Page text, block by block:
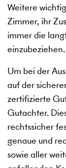
Weitere
Zimmer, ihr
immer die
einzubeziehen.
Um bei der
auf der
zertifizierte
Gutachter.
rechtssicher
genaue und
sowie aller